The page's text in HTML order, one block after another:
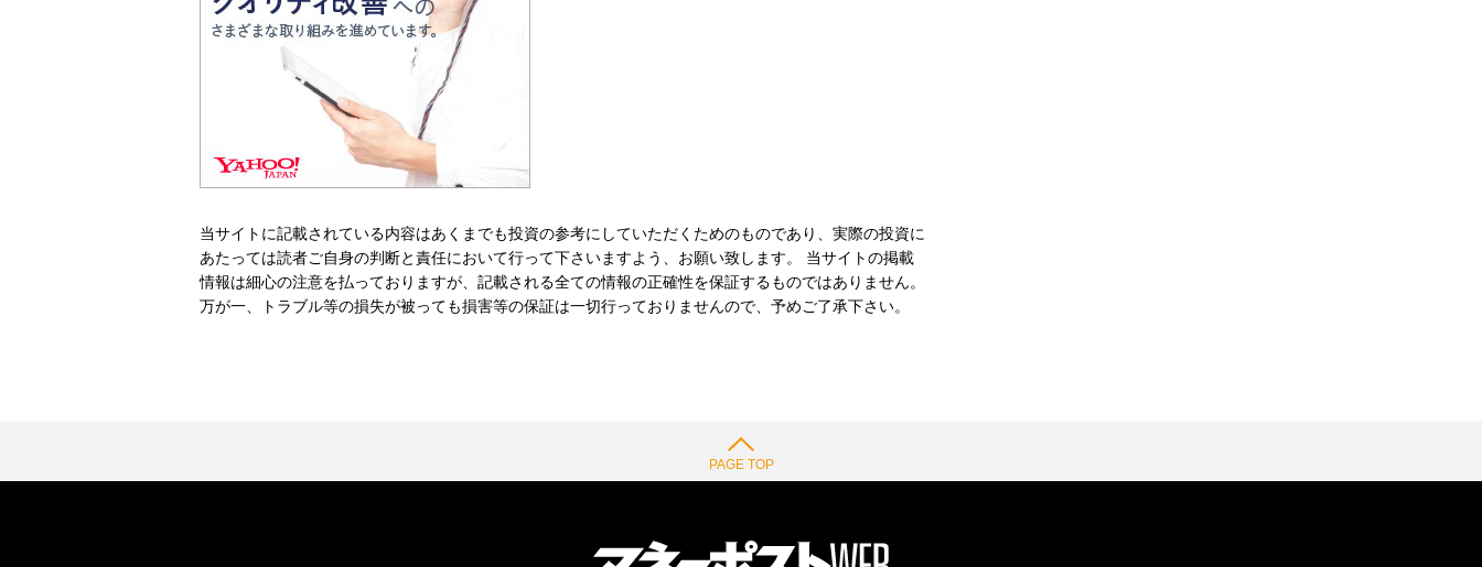
当サイトに記載されている内容はあくまでも投資の参考にしていただくためのものであり、実際の投資に
あたっては読者ご自身の判断と責任において行って下さいますよう、お願い致します。 当サイトの掲載
情報は細心の注意を払っておりますが、記載される全ての情報の正確性を保証するものではありません。
万が一、トラブル等の損失が被っても損害等の保証は一切行っておりませんので、予めご了承下さい。
PAGE TOP